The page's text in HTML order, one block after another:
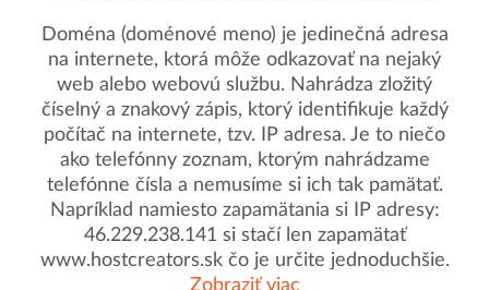
Doména (doménové meno) je jedinečná adresa
na internete, ktorá môže odkazovať na nejaký
web alebo webovú službu. Nahrádza zložitý
číselný a znakový zápis, ktorý identifikuje každý
počítač na internete, tzv. IP adresa. Je to niečo
ako telefónny zoznam, ktorým nahrádzame
telefónne čísla a nemusíme si ich tak pamätať.
Napríklad namiesto zapamätania si IP adresy:
46.229.238.141 si stačí len zapamätať
www.hostcreators.sk čo je určite jednoduchšie.
Zobraziť viac